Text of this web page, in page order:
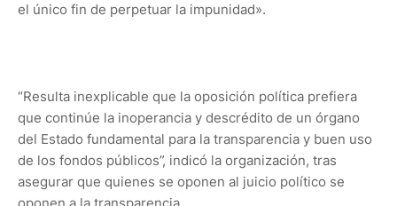
el único fin de perpetuar la impunidad».
“Resulta inexplicable que la oposición política prefiera
que continúe la inoperancia y descrédito de un órgano
del Estado fundamental para la transparencia y buen uso
de los fondos públicos”, indicó la organización, tras
asegurar que quienes se oponen al juicio político se